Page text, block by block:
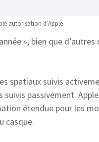
autorisation d’Apple
», bien que
spatiaux suivis
passivement.
étendue pour les
casque.